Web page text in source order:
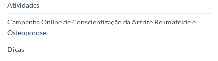
Atividades
Campanha Online de Conscientização da Artrite Reumatoide e
Osteoporose
Dicas